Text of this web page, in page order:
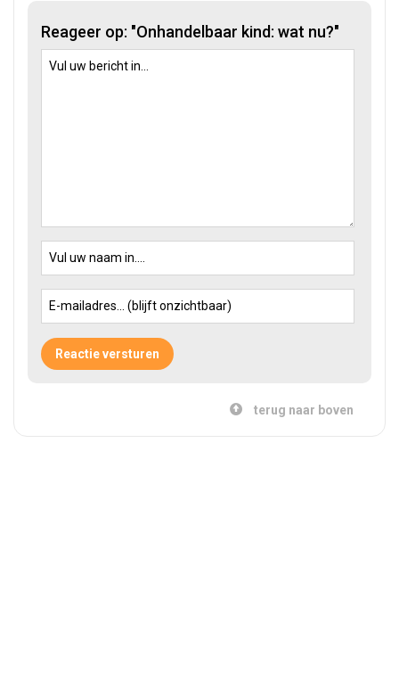
Reageer op: "Onhandelbaar kind: wat nu?"
terug naar boven